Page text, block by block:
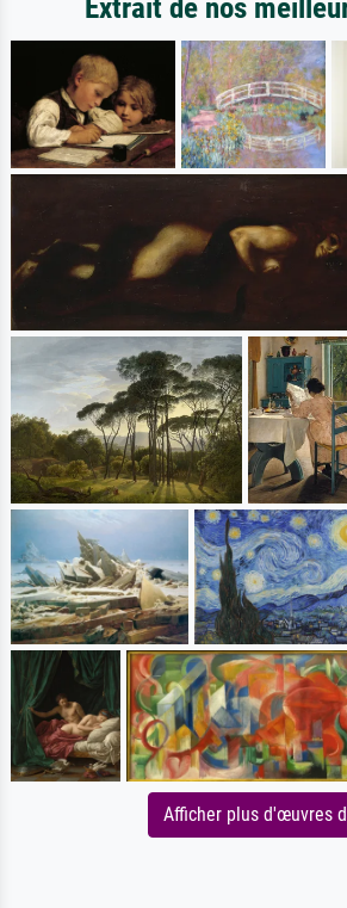
Extrait de nos
Afficher plus d'œuvres